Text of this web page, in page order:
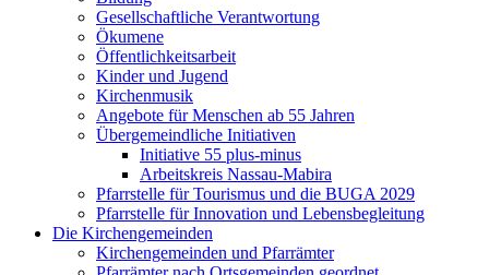
Gesellschaftliche Verantwortung
Ökumene
Öffentlichkeitsarbeit
Kinder und Jugend
Kirchenmusik
Angebote für Menschen ab 55 Jahren
Übergemeindliche Initiativen
Initiative 55 plus-minus
Arbeitskreis Nassau-Mabira
Pfarrstelle für Tourismus und die BUGA 2029
Pfarrstelle für Innovation und Lebensbegleitung
Die Kirchengemeinden
Kirchengemeinden und Pfarrämter